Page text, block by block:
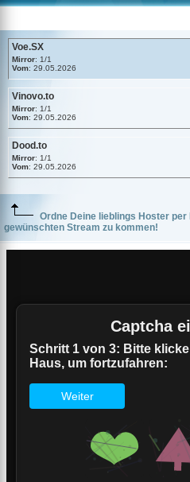
Voe.SX
Mirror: 1/1
Vom: 29.05.2026
Vinovo.to
Mirror: 1/1
Vom: 29.05.2026
Dood.to
Mirror: 1/1
Vom: 29.05.2026
Ordne Deine lieblings Hoster
gewünschten Stream zu kommen!